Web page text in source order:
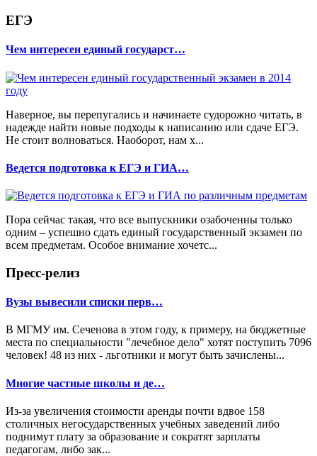
ЕГЭ
Чем интересен единый государст…
Наверное, вы перепугались и начинаете судорожно читать, в
надежде найти новые подходы к написанию или сдаче ЕГЭ.
Не стоит волноваться. Наоборот, нам х...
Ведется подготовка к ЕГЭ и ГИА…
Пора сейчас такая, что все выпускники озабоченны только
одним – успешно сдать единый государственный экзамен по
всем предметам. Особое внимание хочетс...
Пресс-релиз
Вузы вывесили списки перв…
В МГМУ им. Сеченова в этом году, к примеру, на бюджетные
места по специальности "лечебное дело" хотят поступить 7096
человек! 48 из них - льготники и могут быть зачислены...
Многие частные школы и де…
Из-за увеличения стоимости аренды почти вдвое 158
столичных негосударственных учебных заведений либо
поднимут плату за образование и сократят зарплаты
педагогам, либо зак...